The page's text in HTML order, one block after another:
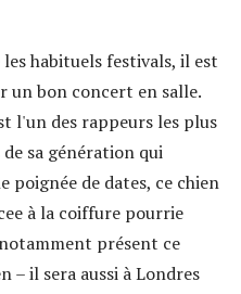
habituels festivals, il est
un bon concert en salle.
l'un des rappeurs les plus
sa génération qui
poignée de dates, ce chien
à la coiffure pourrie
présent ce
– il sera aussi à Londres